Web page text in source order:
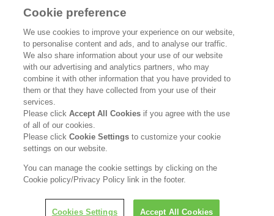
製品検索
お問い合わせ
新着情報
ご利用条件
花王グループのグローバル個人情報保護方針
花王ケミカル事業部門における個人情報の利用目的
Cookie preference
We use cookies to improve your experience on our website,
to personalise content and ads, and to analyse our traffic.
We also share information about your use of our website
with our advertising and analytics partners, who may
combine it with other information that you have provided to
them or that they have collected from your use of their
services.
Please clickAccept All Cookies if you agree with the use
of all of our cookies.
Please clickCookie Settingsto customize your cookie
settings on our website.
You can manage the cookie settings by clicking on the
Cookie policy/Privacy Policy link in the footer.
Cookies Settings Accept All Cookies